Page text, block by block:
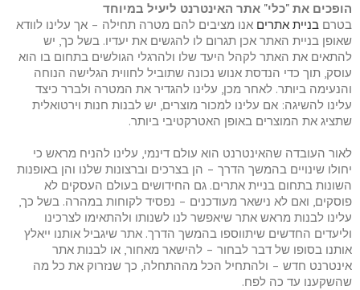
הופכים את "כלי" אתר האינטרנט ליעיל במיוחד
בטרם בניית אתרים אנו מציבים להם מטרה תחילה – אך עלינו לוודא
שאופן בניית האתר אכן תגרום לו להגשים את יעדיו. בשל כך, יש
להתאים את האתר לקהל היעד שלו ולהרגלי הגולשים בתחום בו הוא
עוסק, תוך כדי הנדסת אנוש נכונה שתוביל לחווית הגלישה הנוחה
והנעימה ביותר. לאחר מכן, עלינו להגדיר את המטרה ולברר כיצד
עלינו להשיגה: אם עלינו למכור מוצרים, יש לבנות חנות וירטואלית
שתציג את המוצרים באופן האטרקטיבי ביותר.
לאור העובדה שהאינטרנט הוא עולם דינמי, עלינו להניח מראש כי
יחולו שינויים בהמשך הדרך – הן בצרכים וברצונות שלנו והן באופנות
השונות בתחום בניית אתרים. גם החידושים בעולם העסקים לא
פוסקים, ואם לא נישאר מעודכנים – נפסיד לקוחות במהרה. בשל כך,
עלינו לבנות מראש אתר שיאפשר לנו לשנותו ולהתאימו לצרכינו
וליעדים החדשים שיתווספו בהמשך הדרך. אתר שיגביל אותנו ייאלץ
אותנו בסופו של דבר לבחור – להישאר מאחור, או לבנות אתר
אינטרנט חדש – ולהתחיל הכל מההתחלה, כך שנזרוק את כל מה
שהשקענו עד כה לפח.